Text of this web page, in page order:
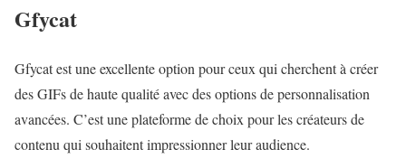
Gfycat
Gfycat est une excellente option pour ceux qui cherchent à créer
des GIFs de haute qualité avec des options de personnalisation
avancées. C’est une plateforme de choix pour les créateurs de
contenu qui souhaitent impressionner leur audience.